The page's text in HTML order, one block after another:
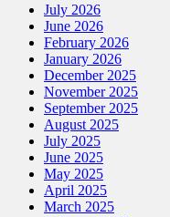
July 2026
June 2026
February 2026
January 2026
December 2025
November 2025
September 2025
August 2025
July 2025
June 2025
May 2025
April 2025
March 2025